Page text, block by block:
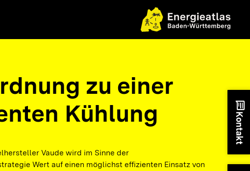
zu einer
Kühlung
Vaude wird im Sinne der
Wert auf einen möglichst effizienten Einsatz von
chat
Kontakt